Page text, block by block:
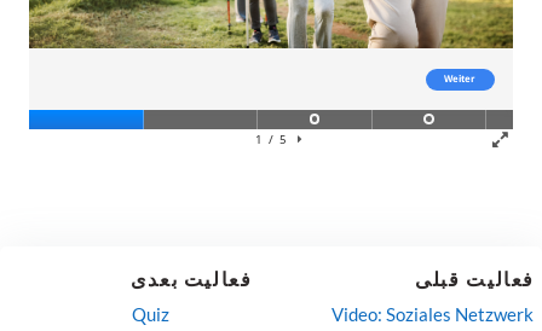
فعالیت قبلی
Video: Soziales Netzwerk
فعالیت بعدی
Quiz